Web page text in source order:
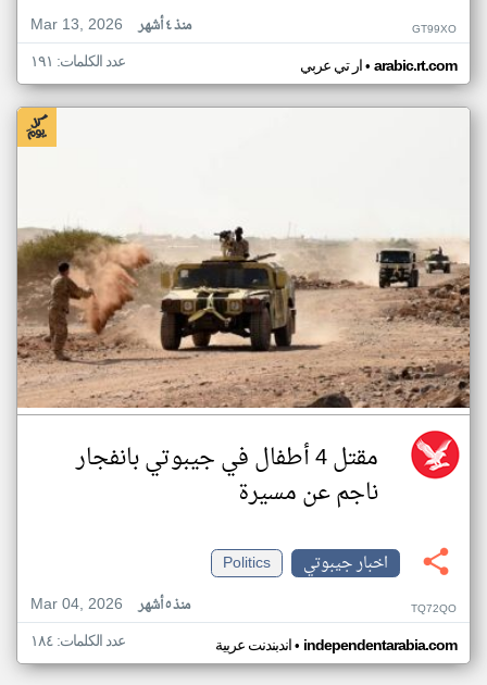
Mar 13, 2026
منذ ٤ أشهر GT99XO
ار تي عربي• arabic.rt.com عدد الكلمات: ١٩١
مقتل 4 أطفال في جيبوتي بانفجار
ناجم عن مسيرة
اخبار جيبوتي
Politics
Mar 04, 2026
منذ ٥ أشهر TQ72QO
اندبندنت عربية• independentarabia.com عدد الكلمات: ١٨٤